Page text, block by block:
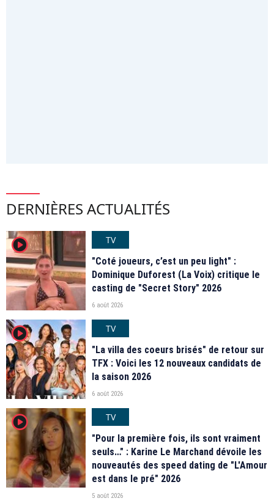
DERNIÈRES ACTUALITÉS
player2
TV
"Coté joueurs, c’est un peu light" :
Dominique Duforest (La Voix) critique le
casting de "Secret Story" 2026
6 août 2026
player2
TV
"La villa des coeurs brisés" de retour sur
TFX : Voici les 12 nouveaux candidats de
la saison 2026
6 août 2026
player2
TV
"Pour la première fois, ils sont vraiment
seuls…" : Karine Le Marchand dévoile les
nouveautés des speed dating de "L'Amour
est dans le pré" 2026
5 août 2026